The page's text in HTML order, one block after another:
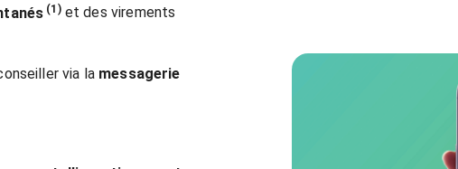
(1) et des virements
via la messagerie